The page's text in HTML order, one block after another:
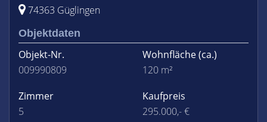
74363 Güglingen
Objektdaten
Objekt-Nr.
009990809
Wohnfläche(ca.)
120 m²
Zimmer
5
Kaufpreis
295.000,- €